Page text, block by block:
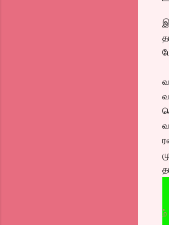
Blogger Tips -முத்தம் -